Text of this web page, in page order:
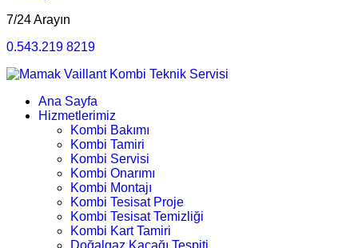
7/24 Arayın
0.543.219 8219
Ana Sayfa
Hizmetlerimiz
Kombi Bakımı
Kombi Tamiri
Kombi Servisi
Kombi Onarımı
Kombi Montajı
Kombi Tesisat Proje
Kombi Tesisat Temizliği
Kombi Kart Tamiri
Doğalgaz Kaçağı Tespiti